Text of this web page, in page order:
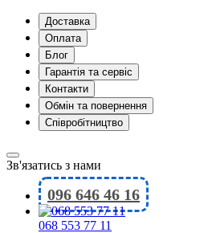
Доставка
Оплата
Блог
Гарантія та сервіс
Контакти
Обмін та повернення
Співробітництво
Зв'язатись з нами
096 646 46 16
068 553 77 11